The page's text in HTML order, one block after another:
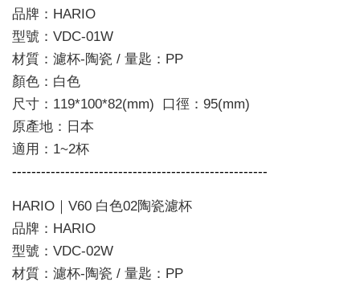
品牌：HARIO
型號：VDC-01W
材質：濾杯-陶瓷 / 量匙：PP
顏色：白色
尺寸：119*100*82(mm) 口徑：95(mm)
原產地：日本
適用：1~2杯
-----------------------------------------------------
HARIO｜V60 白色02陶瓷濾杯
品牌：HARIO
型號：VDC-02W
材質：濾杯-陶瓷 / 量匙：PP